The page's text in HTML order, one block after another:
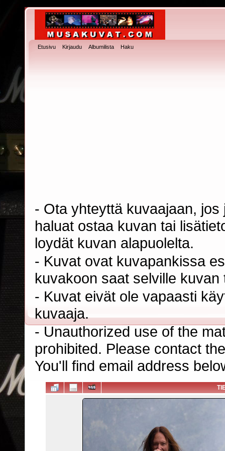
Etusivu Kirjaudu Albumilista Haku
- Ota yhteyttä kuvaajaan,
haluat ostaa kuvan tai
loydät kuvan alapuolelta.
- Kuvat ovat kuvapankissa
kuvakoon saat selville
- Kuvat eivät ole vapaasti
kuvaaja.
- Unauthorized use of the
prohibited. Please contact
You'll find email address